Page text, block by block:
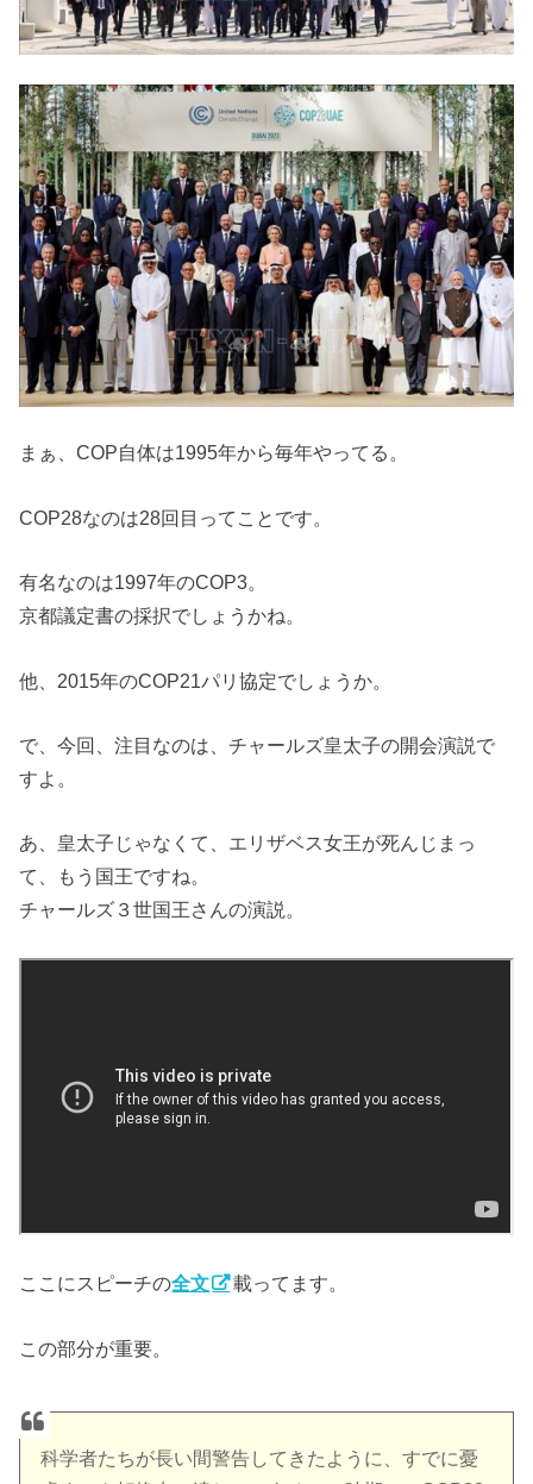
まぁ、COP自体は1995年から毎年やってる。
COP28なのは28回目ってことです。
有名なのは1997年のCOP3。
京都議定書の採択でしょうかね。
他、2015年のCOP21パリ協定でしょうか。
で、今回、注目なのは、チャールズ皇太子の開会演説で
すよ。
あ、皇太子じゃなくて、エリザベス女王が死んじまっ
て、もう国王ですね。
チャールズ３世国王さんの演説。
ここにスピーチの全文 載ってます。
この部分が重要。
科学者たちが長い間警告してきたように、すでに憂